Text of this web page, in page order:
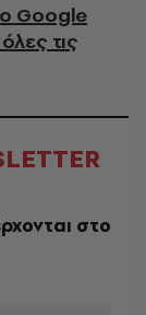
Google
τις
στο